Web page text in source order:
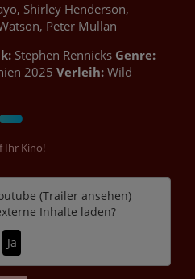
Shirley Henderson,
Peter Mullan
Stephen Rennicks Genre:
2025 Verleih: Wild
Ihr Kino!
(Trailer ansehen)
Inhalte laden?
Ja